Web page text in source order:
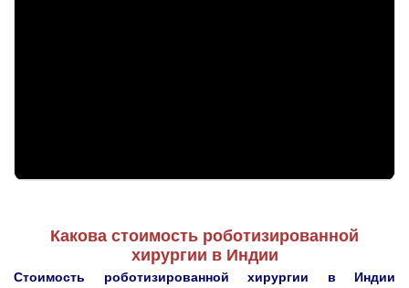
Какова стоимость роботизированной
хирургии в Индии
Стоимость роботизированной хирургии в Индии